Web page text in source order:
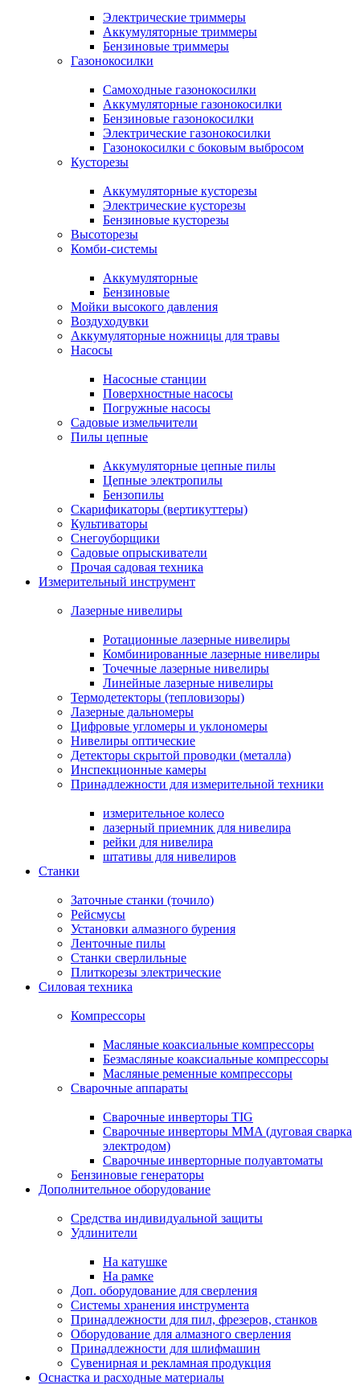
Электрические триммеры
Аккумуляторные триммеры
Бензиновые триммеры
Газонокосилки
Самоходные газонокосилки
Аккумуляторные газонокосилки
Бензиновые газонокосилки
Электрические газонокосилки
Газонокосилки с боковым выбросом
Кусторезы
Аккумуляторные кусторезы
Электрические кусторезы
Бензиновые кусторезы
Высоторезы
Комби-системы
Аккумуляторные
Бензиновые
Мойки высокого давления
Воздуходувки
Аккумуляторные ножницы для травы
Насосы
Насосные станции
Поверхностные насосы
Погружные насосы
Садовые измельчители
Пилы цепные
Аккумуляторные цепные пилы
Цепные электропилы
Бензопилы
Скарификаторы (вертикуттеры)
Культиваторы
Снегоуборщики
Садовые опрыскиватели
Прочая садовая техника
Измерительный инструмент
Лазерные нивелиры
Ротационные лазерные нивелиры
Комбинированные лазерные нивелиры
Точечные лазерные нивелиры
Линейные лазерные нивелиры
Термодетекторы (тепловизоры)
Лазерные дальномеры
Цифровые угломеры и уклономеры
Нивелиры оптические
Детекторы скрытой проводки (металла)
Инспекционные камеры
Принадлежности для измерительной техники
измерительное колесо
лазерный приемник для нивелира
рейки для нивелира
штативы для нивелиров
Станки
Заточные станки (точило)
Рейсмусы
Установки алмазного бурения
Ленточные пилы
Станки сверлильные
Плиткорезы электрические
Силовая техника
Компрессоры
Масляные коаксиальные компрессоры
Безмасляные коаксиальные компрессоры
Масляные ременные компрессоры
Сварочные аппараты
Сварочные инверторы TIG
Сварочные инверторы MMA (дуговая сварка
электродом)
Сварочные инверторные полуавтоматы
Бензиновые генераторы
Дополнительное оборудование
Средства индивидуальной защиты
Удлинители
На катушке
На рамке
Доп. оборудование для сверления
Системы хранения инструмента
Принадлежности для пил, фрезеров, станков
Оборудование для алмазного сверления
Принадлежности для шлифмашин
Сувенирная и рекламная продукция
Оснастка и расходные материалы